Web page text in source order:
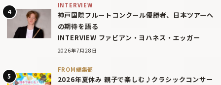
INTERVIEW
神戸国際フルートコンクール優勝者、日本ツアーへ
の期待を語る
INTERVIEW ファビアン・ヨハネス・エッガー
2026年7月28日
FROM編集部
2026年夏休み 親子で楽しむ♪クラシックコンサー